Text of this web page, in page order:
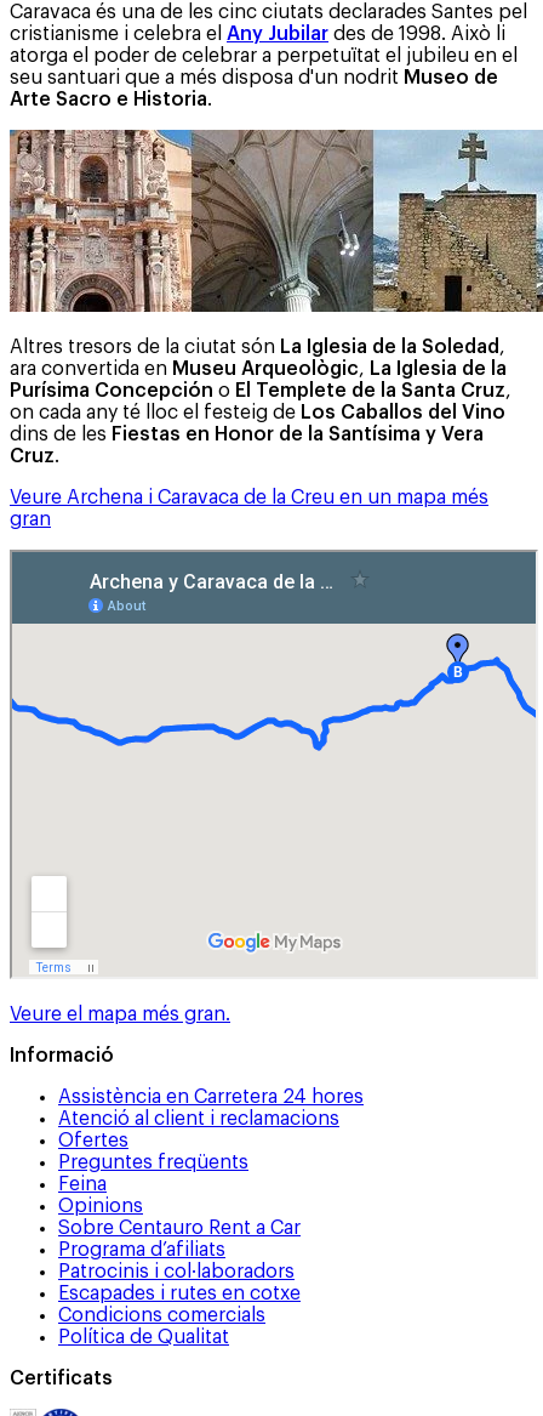
Caravaca és una de les cinc ciutats declarades Santes pel
cristianisme i celebra el Any Jubilar des de 1998. Això li
atorga el poder de celebrar a perpetuïtat el jubileu en el
seu santuari que a més disposa d'un nodrit Museo de
Arte Sacro e Historia.
Altres tresors de la ciutat són La Iglesia de la Soledad ,
ara convertida en Museu Arqueològic, La Iglesia de la
Purísima Concepción o El Templete de la Santa Cruz,
on cada any té lloc el festeig de Los Caballos del Vino
dins de les Fiestas en Honor de la Santísima y Vera
Cruz.
Veure Archena i Caravaca de la Creu en un mapa més
gran
Veure el mapa més gran.
Informació
Assistència en Carretera 24 hores
Atenció al client i reclamacions
Ofertes
Preguntes freqüents
Feina
Opinions
Sobre Centauro Rent a Car
Programa d’afiliats
Patrocinis i col·laboradors
Escapades i rutes en cotxe
Condicions comercials
Política de Qualitat
Certificats